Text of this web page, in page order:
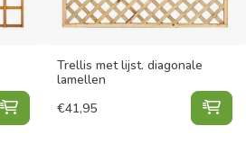
Trellis recht Hardhout toevoegen
Trellis met lijst. diagonale
lamellen
€41,95